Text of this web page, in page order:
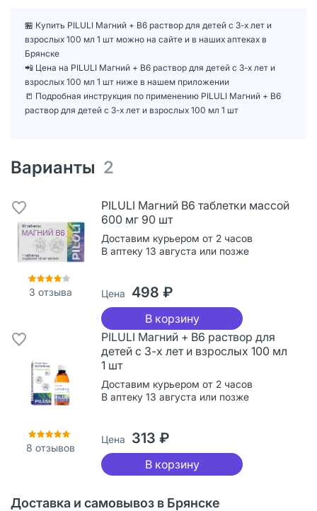
🏪 Купить PILULI Магний + В6 раствор для детей с 3-х лет и
взрослых 100 мл 1 шт можно на сайте и в наших аптеках в
Брянске
📲 Цена на PILULI Магний + В6 раствор для детей с 3-х лет и
взрослых 100 мл 1 шт ниже в нашем приложении
📒 Подробная инструкция по применению PILULI Магний + В6
раствор для детей с 3-х лет и взрослых 100 мл 1 шт
Варианты 2
3 отзыва
PILULI Магний В6 таблетки массой
600 мг 90 шт
Доставим курьером от 2 часов
В аптеку 13 августа или позже
Цена 498 ₽
В корзину
8 отзывов
PILULI Магний + В6 раствор для
детей с 3-х лет и взрослых 100 мл
1 шт
Доставим курьером от 2 часов
В аптеку 13 августа или позже
Цена 313 ₽
В корзину
Доставка и самовывоз в Брянске